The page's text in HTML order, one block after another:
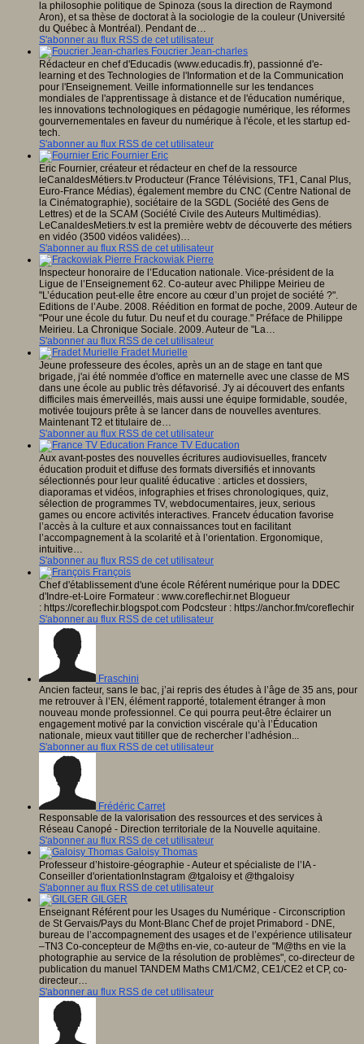
la philosophie politique de Spinoza (sous la direction de Raymond
Aron), et sa thèse de doctorat à la sociologie de la couleur (Université
du Québec à Montréal). Pendant de…
S'abonner au flux RSS de cet utilisateur
Foucrier Jean-charles
Rédacteur en chef d'Educadis (www.educadis.fr), passionné d'e-
learning et des Technologies de l'Information et de la Communication
pour l'Enseignement. Veille informationnelle sur les tendances
mondiales de l'apprentissage à distance et de l'éducation numérique,
les innovations technologiques en pédagogie numérique, les réformes
gourvernementales en faveur du numérique à l'école, et les startup ed-
tech.
S'abonner au flux RSS de cet utilisateur
Fournier Eric
Eric Fournier, créateur et rédacteur en chef de la ressource
leCanaldesMétiers.tv Producteur (France Télévisions, TF1, Canal Plus,
Euro-France Médias), également membre du CNC (Centre National de
la Cinématographie), sociétaire de la SGDL (Société des Gens de
Lettres) et de la SCAM (Société Civile des Auteurs Multimédias).
LeCanaldesMetiers.tv est la première webtv de découverte des métiers
en vidéo (3500 vidéos validées)…
S'abonner au flux RSS de cet utilisateur
Frackowiak Pierre
Inspecteur honoraire de l’Education nationale. Vice-président de la
Ligue de l’Enseignement 62. Co-auteur avec Philippe Meirieu de
"L’éducation peut-elle être encore au cœur d’un projet de société ?".
Editions de l’Aube. 2008. Réédition en format de poche, 2009. Auteur de
"Pour une école du futur. Du neuf et du courage." Préface de Philippe
Meirieu. La Chronique Sociale. 2009. Auteur de "La…
S'abonner au flux RSS de cet utilisateur
Fradet Murielle
Jeune professeure des écoles, après un an de stage en tant que
brigade, j'ai été nommée d'office en maternelle avec une classe de MS
dans une école au public très défavorisé. J'y ai découvert des enfants
difficiles mais émerveillés, mais aussi une équipe formidable, soudée,
motivée toujours prête à se lancer dans de nouvelles aventures.
Maintenant T2 et titulaire de…
S'abonner au flux RSS de cet utilisateur
France TV Education
Aux avant-postes des nouvelles écritures audiovisuelles, francetv
éducation produit et diffuse des formats diversifiés et innovants
sélectionnés pour leur qualité éducative : articles et dossiers,
diaporamas et vidéos, infographies et frises chronologiques, quiz,
sélection de programmes TV, web­documentaires, jeux, serious
games ou encore activités interactives. Francetv éducation favorise
l’accès à la culture et aux connaissances tout en facilitant
l’accompagnement à la scolarité et à l’orientation. Ergonomique,
intuitive…
S'abonner au flux RSS de cet utilisateur
François
Chef d'établissement d'une école Référent numérique pour la DDEC
d'Indre-et-Loire Formateur : www.coreflechir.net Blogueur
: https://coreflechir.blogspot.com Podcsteur : https://anchor.fm/coreflechir
S'abonner au flux RSS de cet utilisateur
Fraschini
Ancien facteur, sans le bac, j’ai repris des études à l’âge de 35 ans, pour
me retrouver à l’EN, élément rapporté, totalement étranger à mon
nouveau monde professionnel. Ce qui pourra peut-être éclairer un
engagement motivé par la conviction viscérale qu’à l’Éducation
nationale, mieux vaut titiller que de rechercher l’adhésion...
S'abonner au flux RSS de cet utilisateur
Frédéric Carret
Responsable de la valorisation des ressources et des services à
Réseau Canopé - Direction territoriale de la Nouvelle aquitaine.
S'abonner au flux RSS de cet utilisateur
Galoisy Thomas
Professeur d’histoire-géographie - Auteur et spécialiste de l’IA -
Conseiller d'orientationInstagram @tgaloisy et @thgaloisy
S'abonner au flux RSS de cet utilisateur
GILGER
Enseignant Référent pour les Usages du Numérique - Circonscription
de St Gervais/Pays du Mont-Blanc Chef de projet Primabord - DNE,
bureau de l’accompagnement des usages et de l’expérience utilisateur
–TN3 Co-concepteur de M@ths en-vie, co-auteur de "M@ths en vie la
photographie au service de la résolution de problèmes", co-directeur de
publication du manuel TANDEM Maths CM1/CM2, CE1/CE2 et CP, co-
directeur…
S'abonner au flux RSS de cet utilisateur